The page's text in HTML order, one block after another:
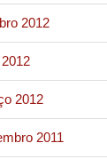
2012
2012
2011